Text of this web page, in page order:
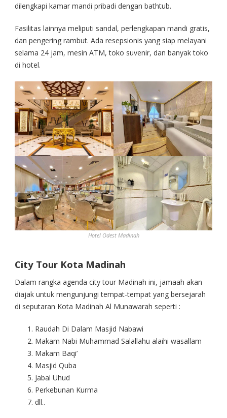
dilengkapi kamar mandi pribadi dengan bathtub.
Fasilitas lainnya meliputi sandal, perlengkapan mandi gratis,
dan pengering rambut. Ada resepsionis yang siap melayani
selama 24 jam, mesin ATM, toko suvenir, dan banyak toko
di hotel.
Hotel Odest Madinah
City Tour Kota Madinah
Dalam rangka agenda city tour Madinah ini, jamaah akan
diajak untuk mengunjungi tempat-tempat yang bersejarah
di seputaran Kota Madinah Al Munawarah seperti :
Raudah Di Dalam Masjid Nabawi
Makam Nabi Muhammad Salallahu alaihi wasallam
Makam Baqi’
Masjid Quba
Jabal Uhud
Perkebunan Kurma
dll..